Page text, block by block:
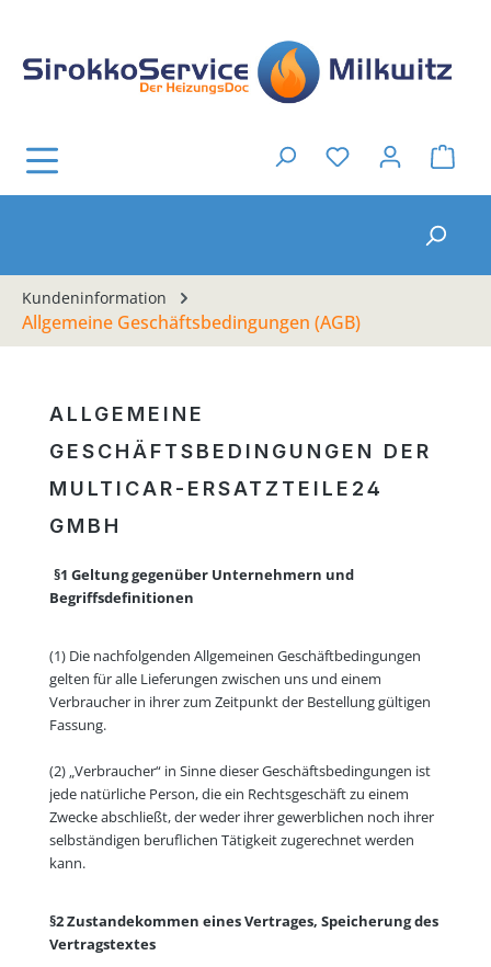
Du hast 0
Kundeninformation
Allgemeine Geschäftsbedingungen (AGB)
ALLGEMEINE
GESCHÄFTSBEDINGUNGEN DER
MULTICAR-ERSATZTEILE24
GMBH
§1 Geltung gegenüber Unternehmern und
Begriffsdefinitionen
(1) Die nachfolgenden Allgemeinen Geschäftbedingungen
gelten für alle Lieferungen zwischen uns und einem
Verbraucher in ihrer zum Zeitpunkt der Bestellung gültigen
Fassung.
(2) „Verbraucher“ in Sinne dieser Geschäftsbedingungen ist
jede natürliche Person, die ein Rechtsgeschäft zu einem
Zwecke abschließt, der weder ihrer gewerblichen noch ihrer
selbständigen beruflichen Tätigkeit zugerechnet werden
kann.
§2 Zustandekommen eines Vertrages, Speicherung des
Vertragstextes